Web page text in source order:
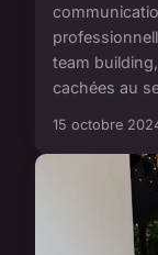
team
cachées au
15 octobre